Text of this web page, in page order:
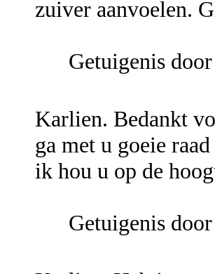
zuiver aanvoelen.
Getuigenis door
Karlien. Bedankt
ga met u goeie
ik hou u op de
Getuigenis door